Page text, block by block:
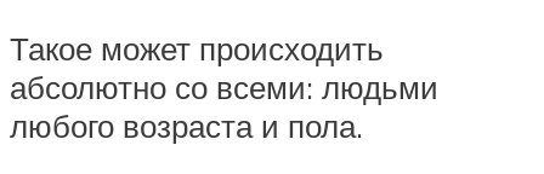
Такое может происходить
абсолютно со всеми: людьми
любого возраста и пола.